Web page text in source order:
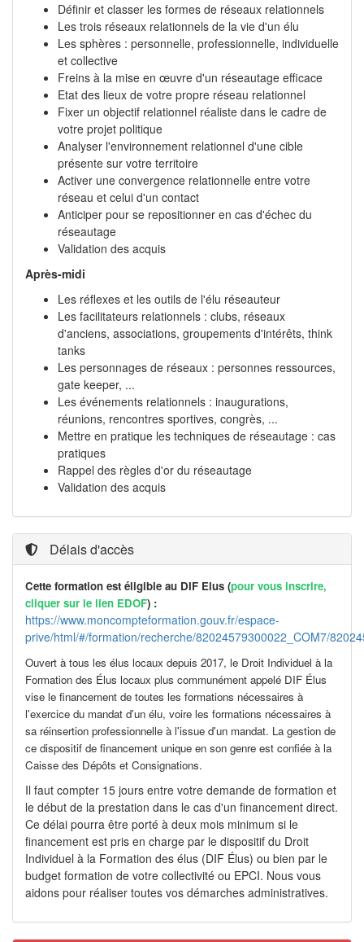
Définir et classer les formes de réseaux relationnels
Les trois réseaux relationnels de la vie d'un élu
Les sphères : personnelle, professionnelle, individuelle
et collective
Freins à la mise en œuvre d'un réseautage efficace
Etat des lieux de votre propre réseau relationnel
Fixer un objectif relationnel réaliste dans le cadre de
votre projet politique
Analyser l'environnement relationnel d'une cible
présente sur votre territoire
Activer une convergence relationnelle entre votre
réseau et celui d'un contact
Anticiper pour se repositionner en cas d'échec du
réseautage
Validation des acquis
Après-midi
Les réflexes et les outils de l'élu réseauteur
Les facilitateurs relationnels : clubs, réseaux
d'anciens, associations, groupements d'intérêts, think
tanks
Les personnages de réseaux : personnes ressources,
gate keeper, ...
Les événements relationnels : inaugurations,
réunions, rencontres sportives, congrès, ...
Mettre en pratique les techniques de réseautage : cas
pratiques
Rappel des règles d'or du réseautage
Validation des acquis
Délais d'accès
Cette formation est éligible au DIF Elus (pour vous inscrire,
cliquer sur le lien EDOF) :
https://www.moncompteformation.gouv.fr/espace-
prive/html/#/formation/recherche/82024579300022_COM7/
Ouvert à tous les élus locaux depuis 2017, le Droit Individuel à la
Formation des Élus locaux plus communément appelé DIF Élus
vise le financement de toutes les formations nécessaires à
l'exercice du mandat d'un élu, voire les formations nécessaires à
sa réinsertion professionnelle à l'issue d'un mandat. La gestion de
ce dispositif de financement unique en son genre est confiée à la
Caisse des Dépôts et Consignations.
Il faut compter 15 jours entre votre demande de formation et
le début de la prestation dans le cas d'un financement direct.
Ce délai pourra être porté à deux mois minimum si le
financement est pris en charge par le dispositif du Droit
Individuel à la Formation des élus (DIF Élus) ou bien par le
budget formation de votre collectivité ou EPCI. Nous vous
aidons pour réaliser toutes vos démarches administratives.